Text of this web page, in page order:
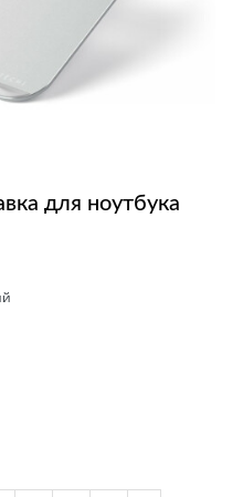
для ноутбука